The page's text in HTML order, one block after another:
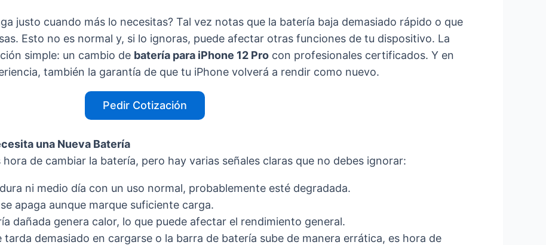
justo cuando más lo necesitas? Tal vez notas que la batería baja demasiado rápido o que
Esto no es normal y, si lo ignoras, puede afectar otras funciones de tu dispositivo. La
simple: un cambio de batería para iPhone 12 Pro con profesionales certificados. Y en
también la garantía de que tu iPhone volverá a rendir como nuevo.
Pedir Cotización
una Nueva Batería
de cambiar la batería, pero hay varias señales claras que no debes ignorar:
ni medio día con un uso normal, probablemente esté degradada.
apaga aunque marque suficiente carga.
dañada genera calor, lo que puede afectar el rendimiento general.
tarda demasiado en cargarse o la barra de batería sube de manera errática, es hora de